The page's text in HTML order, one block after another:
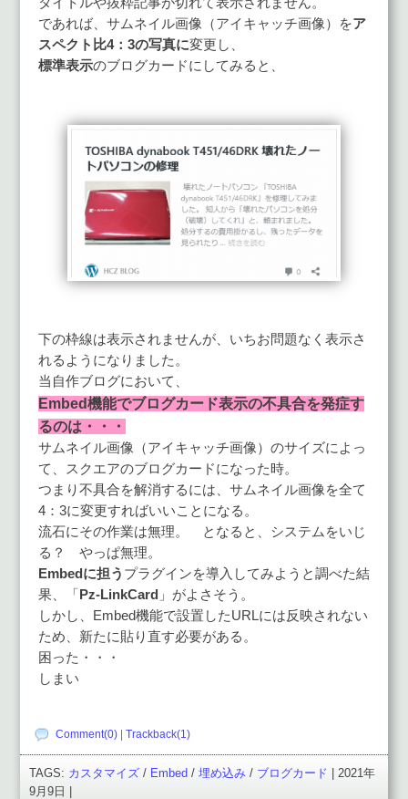
であれば、サムネイル画像（アイキャッチ画像）をア
スペクト比4：3の写真に変更し、
標準表示のブログカードにしてみると、
下の枠線は表示されませんが、いちお問題なく表示さ
れるようになりました。
当自作ブログにおいて、
Embed機能でブログカード表示の不具合を発症す
るのは・・・
サムネイル画像（アイキャッチ画像）のサイズによっ
て、スクエアのブログカードになった時。
つまり不具合を解消するには、サムネイル画像を全て
4：3に変更すればいいことになる。
流石にその作業は無理。 となると、システムをいじ
る？ やっぱ無理。
Embedに担う プラグインを導入してみようと調べた結
果、「 Pz-LinkCard 」がよさそう。
しかし、Embed機能で設置したURLには反映されない
ため、新たに貼り直す必要がある。
困った・・・
しまい
Comment(0) | Trackback(1)
TAGS: カスタマイズ / Embed / 埋め込み / ブログカード | 2021年
9月9日 |